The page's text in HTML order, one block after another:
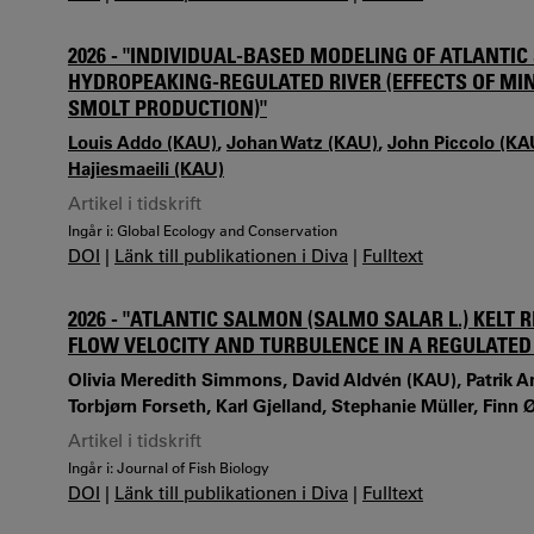
2026 - "INDIVIDUAL-BASED MODELING OF
HYDROPEAKING-REGULATED RIVER (EFFECTS OF
SMOLT PRODUCTION)"
Louis Addo (KAU), Johan Watz (KAU), John Piccolo
Hajiesmaeili (KAU)
Artikel i tidskrift
Ingår i: Global Ecology and Conservation
DOI | Länk till publikationen i Diva | Fulltext
2026 - "ATLANTIC SALMON (SALMO SALAR L.) KELT
FLOW VELOCITY AND TURBULENCE IN A
Olivia Meredith Simmons, David Aldvén (KAU), Patrik
Torbjørn Forseth, Karl Gjelland, Stephanie Müller, Finn
Artikel i tidskrift
Ingår i: Journal of Fish Biology
DOI | Länk till publikationen i Diva | Fulltext